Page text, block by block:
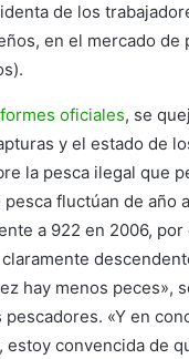
de los
en el mercado de
oficiales, se
y el estado de
la pesca ilegal que
fluctúan de año
a 922 en 2006, por
hay menos peces»,
«Y en
estoy convencida de